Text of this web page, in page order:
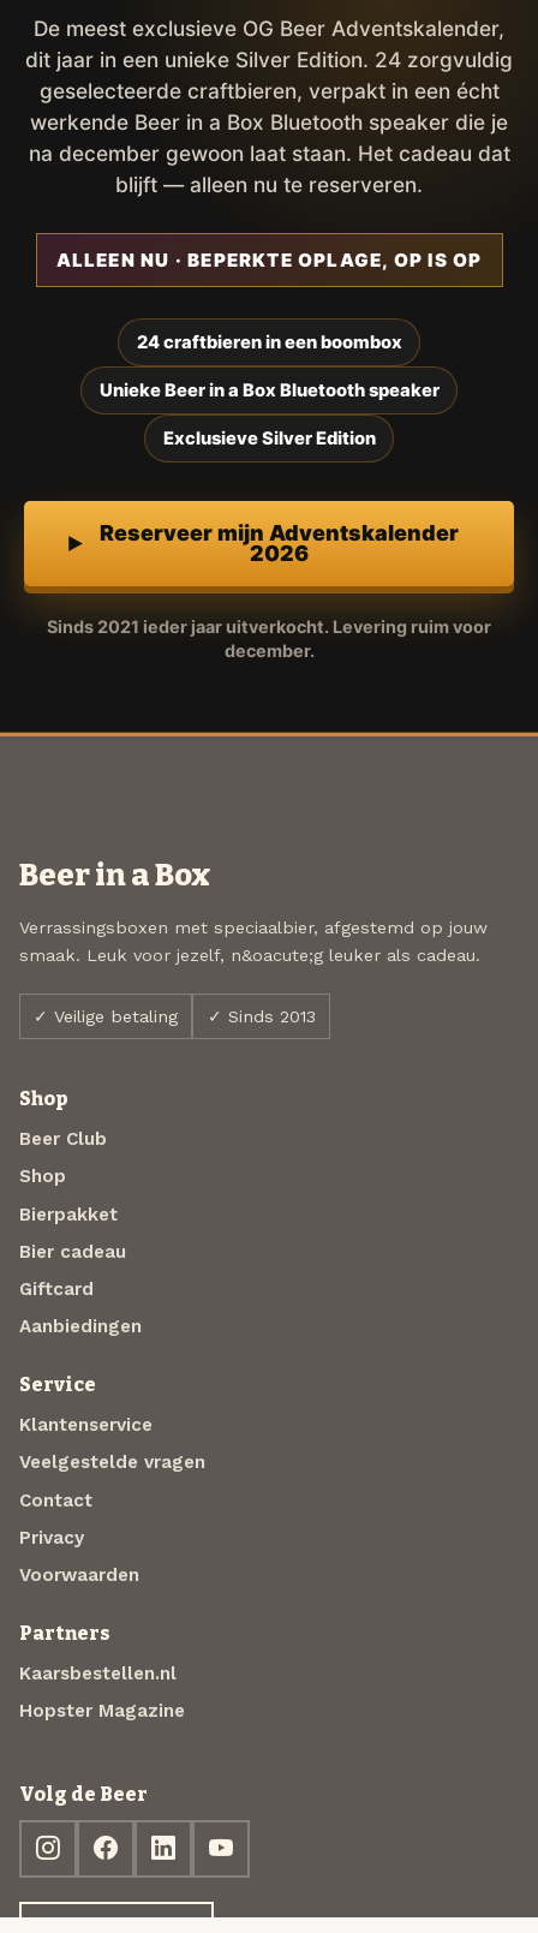
De meest exclusieve OG Beer Adventskalender,
dit jaar in een unieke Silver Edition. 24 zorgvuldig
geselecteerde craftbieren, verpakt in een écht
werkende Beer in a Box Bluetooth speaker die je
na december gewoon laat staan. Het cadeau dat
blijft — alleen nu te reserveren.
ALLEEN NU · BEPERKTE OPLAGE, OP IS OP
24 craftbieren in een boombox
Unieke Beer in a Box Bluetooth speaker
Exclusieve Silver Edition
Reserveer mijn Adventskalender
2026
Sinds 2021 ieder jaar uitverkocht. Levering ruim voor
december.
Beer in a Box
Verrassingsboxen met speciaalbier, afgestemd op jouw
smaak. Leuk voor jezelf, n&oacute;g leuker als cadeau.
✓ Veilige betaling ✓ Sinds 2013
Shop
Beer Club
Shop
Bierpakket
Bier cadeau
Giftcard
Aanbiedingen
Service
Klantenservice
Veelgestelde vragen
Contact
Privacy
Voorwaarden
Partners
Kaarsbestellen.nl
Hopster Magazine
Volg de Beer